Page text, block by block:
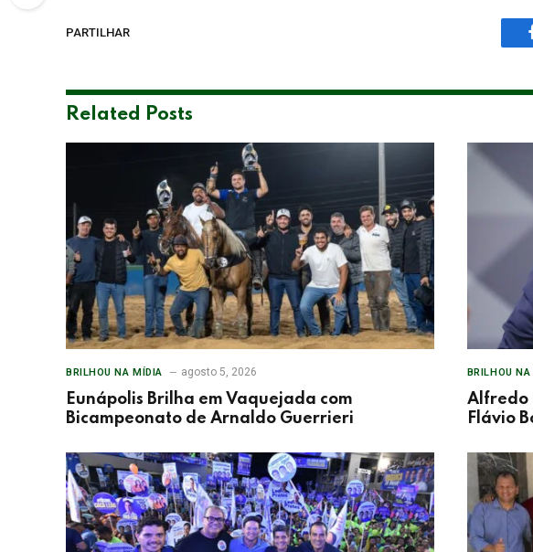
PARTILHAR
Related Posts
BRILHOU NA MÍDIA agosto 5, 2026
Eunápolis Brilha em Vaquejada com
Bicampeonato de Arnaldo Guerrieri
BRILHOU
Alfredo
Flávio